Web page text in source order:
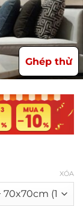
Ghép thử
XÓA